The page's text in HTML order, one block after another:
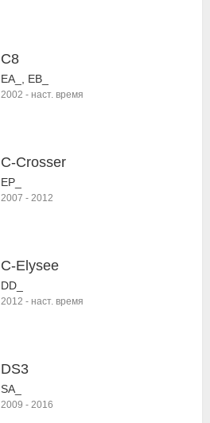
C8
EA_, EB_
2002 - наст. время
C-Crosser
EP_
2007 - 2012
C-Elysee
DD_
2012 - наст. время
DS3
SA_
2009 - 2016